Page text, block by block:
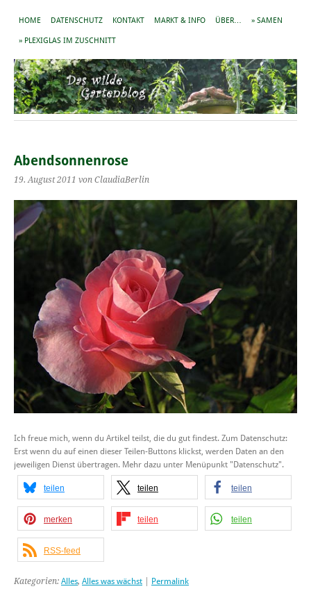
HOME DATENSCHUTZ KONTAKT MARKT & INFO ÜBER… » SAMEN
» PLEXIGLAS IM ZUSCHNITT
Abendsonnenrose
19. August 2011 von ClaudiaBerlin
Ich freue mich, wenn du Artikel teilst, die du gut findest. Zum Datenschutz:
Erst wenn du auf einen dieser Teilen-Buttons klickst, werden Daten an den
jeweiligen Dienst übertragen. Mehr dazu unter Menüpunkt "Datenschutz".
teilen teilen teilen
merken teilen teilen
RSS-feed
Kategorien: Alles, Alles was wächst Permalink